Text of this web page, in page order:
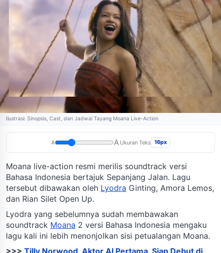
Ilustrasi: Sinopsis, Cast, dan Jadwal Tayang Moana Live-Action
A A Ukuran Teks 16px
Moana live-action resmi merilis soundtrack versi
Bahasa Indonesia bertajuk Sepanjang Jalan. Lagu
tersebut dibawakan oleh Lyodra Ginting, Amora Lemos,
dan Rian Silet Open Up.
Lyodra yang sebelumnya sudah membawakan
soundtrack Moana 2 versi Bahasa Indonesia mengaku
lagu kali ini lebih menonjolkan sisi petualangan Moana.
>>> Tilly Norwood, Aktor AI Pertama, Siap Debut di